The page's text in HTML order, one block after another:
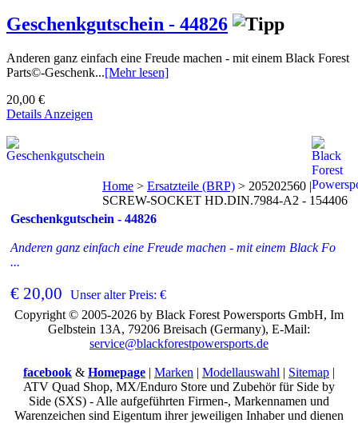
Geschenkgutschein - 44826
Anderen ganz einfach eine Freude machen - mit einem Black Forest
Parts©-Geschenk...[Mehr lesen]
20,00 €
Details Anzeigen
Geschenkgutschein - 44826
Anderen ganz einfach eine Freude machen - mit einem Black Fo
...
€ 20,00 Unser alter Preis: €
Home > Ersatzteile (BRP) > 205202560 |
SCREW-SOCKET HD.DIN.7984-A2 - 154406
Copyright © 2005-2026 by Black Forest Powersports GmbH, Im
Gelbstein 13A, 79206 Breisach (Germany), E-Mail:
service@blackforestpowersports.de
facebook & Homepage | Marken | Modellauswahl | Sitemap |
ATV Quad Shop, MX/Enduro Store und Zubehör für Side by
Side (SXS) - Alle aufgeführten Firmen-, Markennamen und
Warenzeichen sind Eigentum ihrer jeweiligen Inhaber und dienen